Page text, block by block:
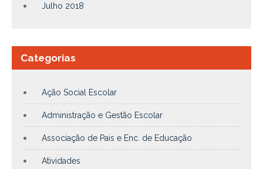
Julho 2018
Categorias
Ação Social Escolar
Administração e Gestão Escolar
Associação de Pais e Enc. de Educação
Atividades